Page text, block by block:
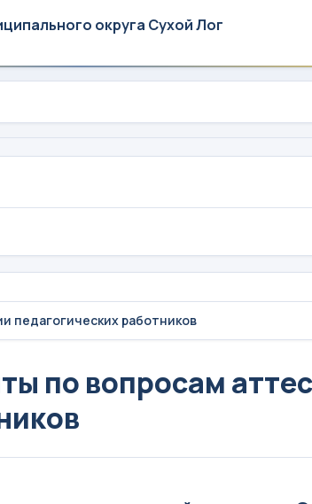
округа Сухой Лог
педагогических работников
по вопросам